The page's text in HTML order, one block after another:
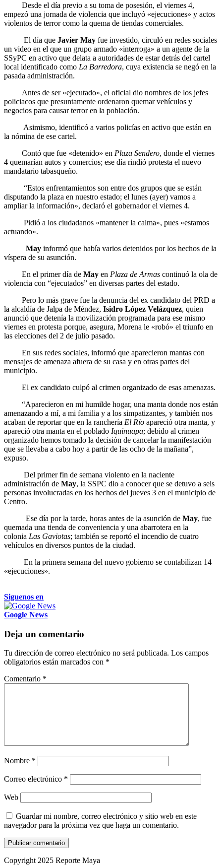
Desde el día previo a su toma de posesión, el viernes 4,
empezó una jornada de violencia que incluyó «ejecuciones» y actos
violentos de terror como la quema de tiendas comerciales.
El día que Javier May fue investido, circuló en redes sociales
un video en el que un grupo armado «interroga» a un agente de la
SSyPC en activo que delata a autoridades de estar detrás del cartel
local identificado como La Barredora, cuya existencia se negó en la
pasada administración.
Antes de ser «ejecutado», el oficial dio nombres de los jefes
policiacos que presuntamente ordenaron quemar vehículos y
negocios para causar terror en la población.
Asimismo, identificó a varios policías en activo que están en
la nómina de ese cartel.
Contó que fue «detenido» en Plaza Sendero, donde el viernes
4 quemarían autos y comercios; ese día rindió protesta el nuevo
mandatario tabasqueño.
“Estos enfrentamientos son entre dos grupos que se están
disputando la plaza en nuestro estado; el lunes (ayer) vamos a
ampliar la información», declaró el gobernador el viernes 4.
Pidió a los ciudadanos «mantener la calma», pues «estamos
actuando».
May informó que había varios detenidos por los hechos de la
víspera de su asunción.
En el primer día de May en Plaza de Armas continuó la ola de
violencia con “ejecutados” en diversas partes del estado.
Pero lo más grave fue la denuncia del ex candidato del PRD a
la alcaldía de Jalpa de Méndez, Isidro López Velázquez, quien
anunció que detenía la movilización programada para ese mismo
viernes en protesta porque, asegura, Morena le «robó» el triunfo en
las elecciones del 2 de julio pasado.
En sus redes sociales, informó que aparecieron mantas con
mensajes de amenaza afuera de su casa y en otras partes del
municipio.
El ex candidato culpó al crimen organizado de esas amenazas.
“Aparecieron en mi humilde hogar, una manta donde nos están
amenazando a mí, a mi familia y a los simpatizantes, y también nos
acaban de reportar que en la ranchería El Río apareció otra manta, y
apareció otra manta en el poblado Iquinuapa; debido al crimen
organizado hemos tomado la decisión de cancelar la manifestación
que se llevaba a cabo hoy a partir de las ocho de la mañana”,
expuso.
Del primer fin de semana violento en la naciente
administración de May, la SSPC dio a conocer que se detuvo a seis
personas involucradas en los hechos del jueves 3 en el municipio de
Centro.
Ese día por la tarde, horas antes de la asunción de May, fue
quemada una tienda de conveniencia y una abarrotera en la
colonia Las Gaviotas; también se reportó el incendio de cuatro
vehículos en diversos puntos de la ciudad.
En la primera semana del nuevo gobierno se contabilizan 14
«ejecuciones».
Siguenos en
Google News
Deja un comentario
Tu dirección de correo electrónico no será publicada. Los campos
obligatorios están marcados con *
Comentario *
Nombre *
Correo electrónico *
Web
Guardar mi nombre, correo electrónico y sitio web en este
navegador para la próxima vez que haga un comentario.
Copyright 2025 Reporte Maya